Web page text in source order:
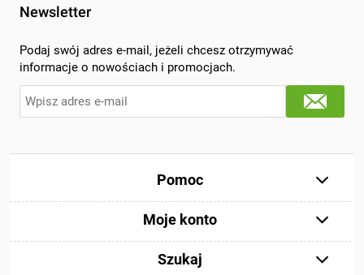
Newsletter
Podaj swój adres e-mail, jeżeli chcesz otrzymywać
informacje o nowościach i promocjach.
Pomoc
Moje konto
Szukaj